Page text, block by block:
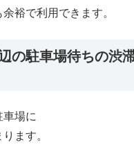
裕で利用できます。
の駐車場待ちの渋
場に
ます。